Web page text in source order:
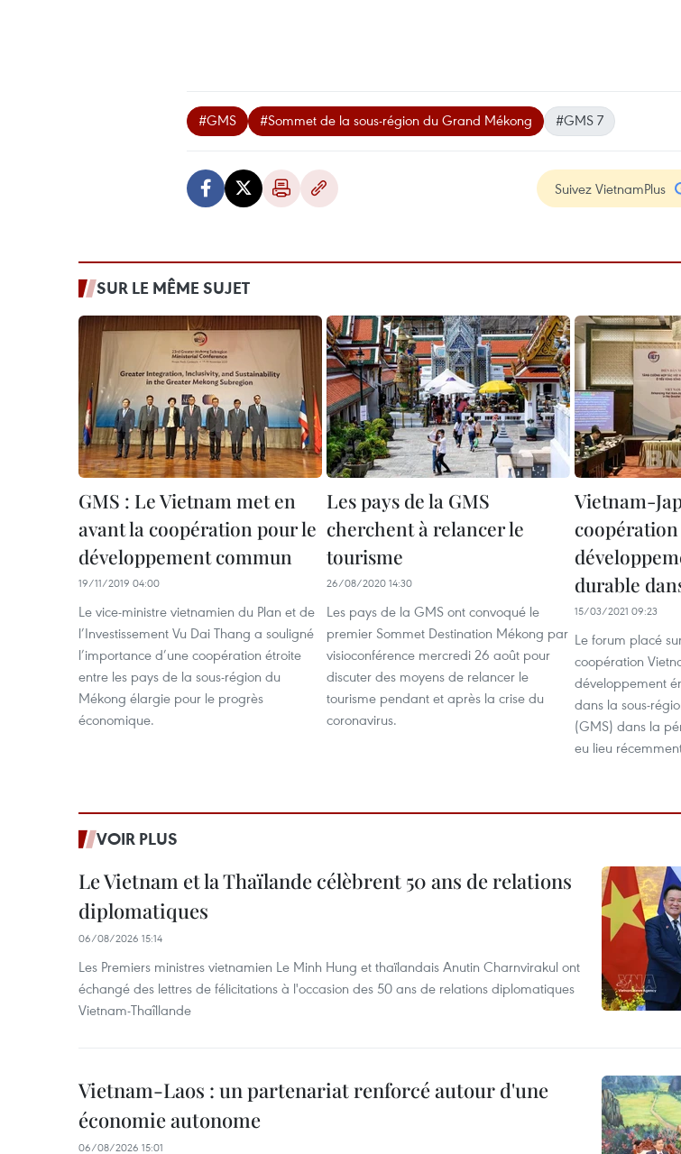
#GMS #Sommet de la sous-région du Grand Mékong #GMS 7
Suivez VietnamPlus
SUR LE MÊME SUJET
GMS : Le Vietnam met en
avant la coopération pour le
développement commun
19/11/2019 04:00
Le vice-ministre vietnamien du Plan et de
l’Investissement Vu Dai Thang a souligné
l’importance d’une coopération étroite
entre les pays de la sous-région du
Mékong élargie pour le progrès
économique.
Les pays de la GMS
cherchent à relancer le
tourisme
26/08/2020 14:30
Les pays de la GMS ont convoqué le
premier Sommet Destination Mékong par
visioconférence mercredi 26 août pour
discuter des moyens de relancer le
tourisme pendant et après la crise du
coronavirus.
Vietnam-
durable
15/03/2021 09:23
Le forum placé
coopération
développement
dans la sous-
(GMS) dans la
eu lieu
VOIR PLUS
Le Vietnam et la Thaïlande célèbrent 50 ans de relations
diplomatiques
06/08/2026 15:14
Les Premiers ministres vietnamien Le Minh Hung et thaïlandais Anutin Charnvirakul ont
échangé des lettres de félicitations à l'occasion des 50 ans de relations diplomatiques
Vietnam-Thaîllande
Vietnam-Laos : un partenariat renforcé autour d'une
économie autonome
06/08/2026 15:01